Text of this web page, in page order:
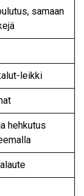
samaan
leikki
hehkutus